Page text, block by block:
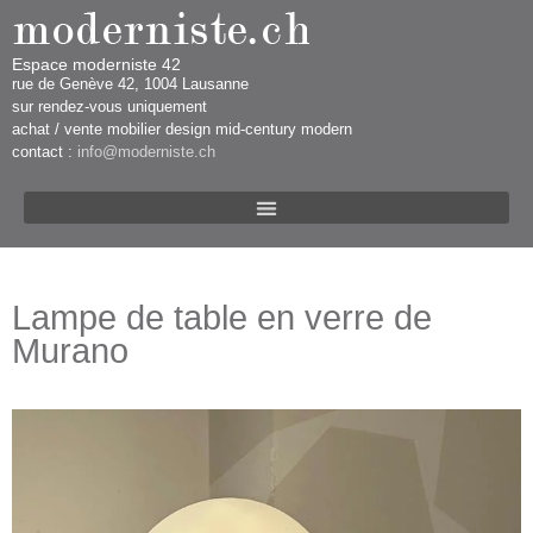
Espace moderniste 42
rue d​​​​e Genève 42, 1004 Lausanne​​
sur rendez-vous uniquement ​​​
​achat / vente mobilier design mid-century modern
contact : info@moderniste.ch
Lampe de table en verre de
Murano